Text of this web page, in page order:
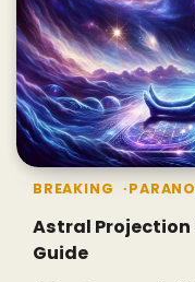
BREAKING
Astral Projection
Guide